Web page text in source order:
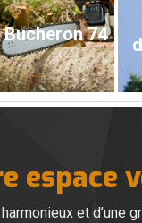
Bucheron 74
espace
et